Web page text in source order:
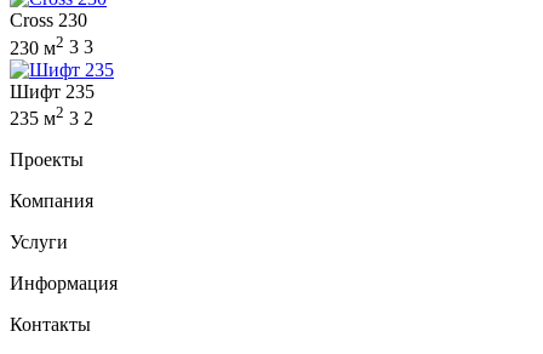
Cross 230
230 м2 3 3
Шифт 235
235 м2 3 2
Проекты
Компания
Услуги
Информация
Контакты